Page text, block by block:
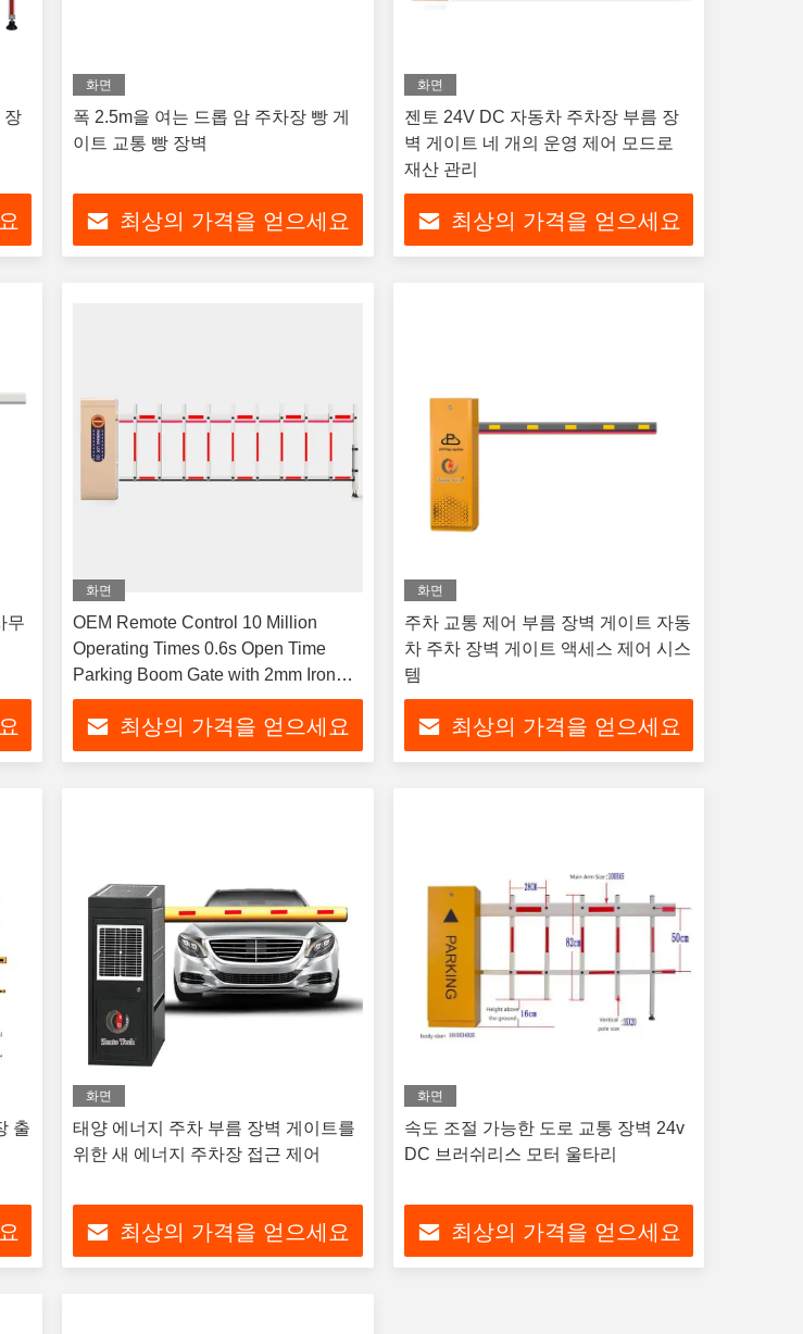
장
화면
폭 2.5m을 여는 드롭 암 주차장 빵 게
이트 교통 빵 장벽
최상의 가격을 얻으세요
화면
젠토 24V DC 자동차 주차장 부름 장
벽 게이트 네 개의 운영 제어 모드로
재산 관리
최상의 가격을 얻으세요
무
화면
OEM Remote Control 10 Million
Operating Times 0.6s Open Time
Parking Boom Gate with 2mm Iron
Cabinet
최상의 가격을 얻으세요
화면
주차 교통 제어 부름 장벽 게이트 자동
차 주차 장벽 게이트 액세스 제어 시스
템
최상의 가격을 얻으세요
출
화면
태양 에너지 주차 부름 장벽 게이트를
위한 새 에너지 주차장 접근 제어
최상의 가격을 얻으세요
화면
속도 조절 가능한 도로 교통 장벽 24v
DC 브러쉬리스 모터 울타리
최상의 가격을 얻으세요